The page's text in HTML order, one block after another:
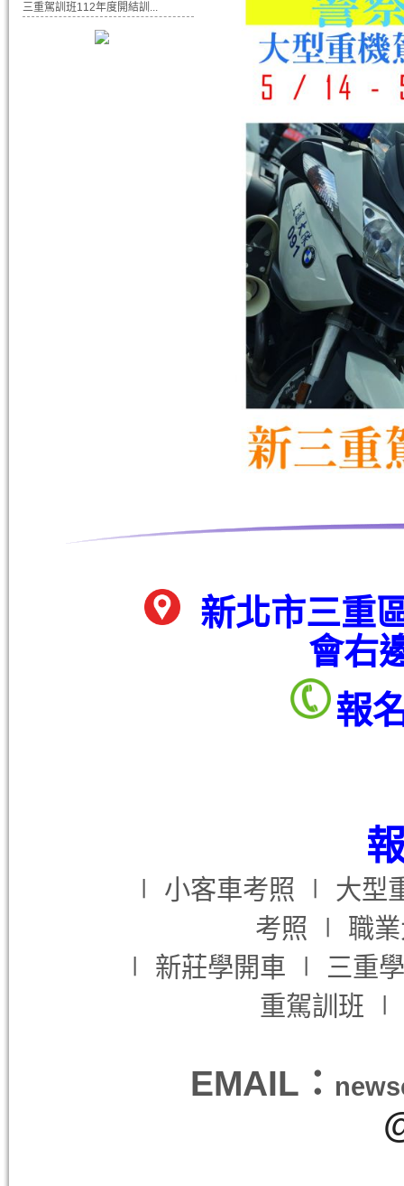
三重駕訓班112年度開結訓...
新北市三重
會右
報
∣ 小客車考照 ∣ 大型
考照 ∣ 職
∣
新莊學開車 ∣ 三重
重駕訓班 ∣
EMAIL：